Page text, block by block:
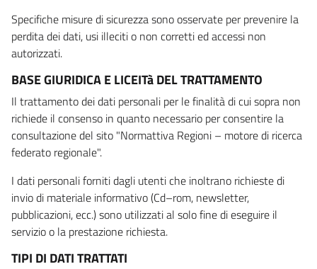
Specifiche misure di sicurezza sono osservate per prevenire la
perdita dei dati, usi illeciti o non corretti ed accessi non
autorizzati.
BASE GIURIDICA E LICEITà DEL TRATTAMENTO
Il trattamento dei dati personali per le finalità di cui sopra non
richiede il consenso in quanto necessario per consentire la
consultazione del sito "Normattiva Regioni – motore di ricerca
federato regionale".
I dati personali forniti dagli utenti che inoltrano richieste di
invio di materiale informativo (Cd–rom, newsletter,
pubblicazioni, ecc.) sono utilizzati al solo fine di eseguire il
servizio o la prestazione richiesta.
TIPI DI DATI TRATTATI